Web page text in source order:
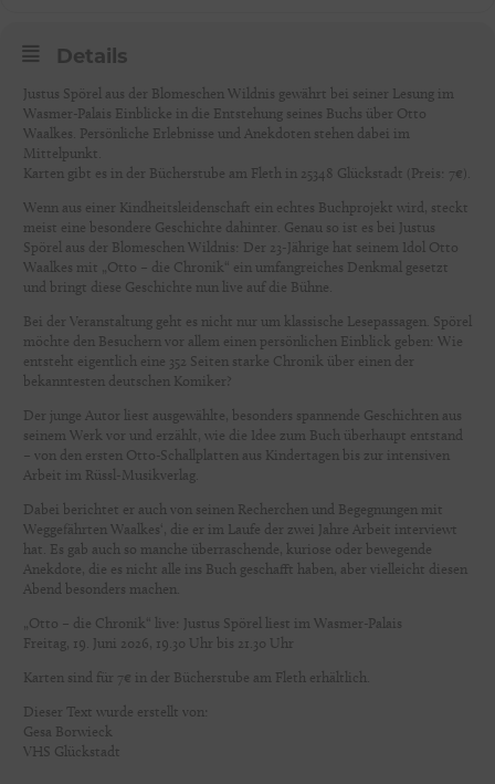
Details
Justus Spörel aus der Blomeschen Wildnis gewährt bei seiner Lesung im
Wasmer-Palais Einblicke in die Entstehung seines Buchs über Otto
Waalkes. Persönliche Erlebnisse und Anekdoten stehen dabei im
Mittelpunkt.
Karten gibt es in der Bücherstube am Fleth in 25348 Glückstadt (Preis: 7€).
Wenn aus einer Kindheitsleidenschaft ein echtes Buchprojekt wird, steckt
meist eine besondere Geschichte dahinter. Genau so ist es bei Justus
Spörel aus der Blomeschen Wildnis: Der 23-Jährige hat seinem Idol Otto
Waalkes mit „Otto – die Chronik“ ein umfangreiches Denkmal gesetzt
und bringt diese Geschichte nun live auf die Bühne.
Bei der Veranstaltung geht es nicht nur um klassische Lesepassagen. Spörel
möchte den Besuchern vor allem einen persönlichen Einblick geben: Wie
entsteht eigentlich eine 352 Seiten starke Chronik über einen der
bekanntesten deutschen Komiker?
Der junge Autor liest ausgewählte, besonders spannende Geschichten aus
seinem Werk vor und erzählt, wie die Idee zum Buch überhaupt entstand
– von den ersten Otto-Schallplatten aus Kindertagen bis zur intensiven
Arbeit im Rüssl-Musikverlag.
Dabei berichtet er auch von seinen Recherchen und Begegnungen mit
Weggefährten Waalkes‘, die er im Laufe der zwei Jahre Arbeit interviewt
hat. Es gab auch so manche überraschende, kuriose oder bewegende
Anekdote, die es nicht alle ins Buch geschafft haben, aber vielleicht diesen
Abend besonders machen.
„Otto – die Chronik“ live: Justus Spörel liest im Wasmer-Palais
Freitag, 19. Juni 2026, 19.30 Uhr bis 21.30 Uhr
Karten sind für 7€ in der Bücherstube am Fleth erhältlich.
Dieser Text wurde erstellt von:
Gesa Borwieck
VHS Glückstadt